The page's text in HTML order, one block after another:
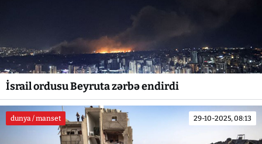
İsrail ordusu Beyruta zərbə endirdi
dunya / manset 29-10-2025, 08:13